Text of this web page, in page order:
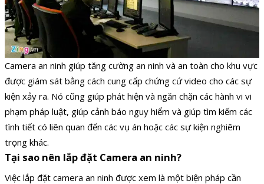
Camera an ninh giúp tăng cường an ninh và an toàn cho khu vực
được giám sát bằng cách cung cấp chứng cứ video cho các sự
kiện xảy ra. Nó cũng giúp phát hiện và ngăn chặn các hành vi vi
phạm pháp luật, giúp cảnh báo nguy hiểm và giúp tìm kiếm các
tình tiết có liên quan đến các vụ án hoặc các sự kiện nghiêm
trọng khác.
Tại sao nên lắp đặt Camera an ninh?
Việc lắp đặt camera an ninh được xem là một biện pháp cần